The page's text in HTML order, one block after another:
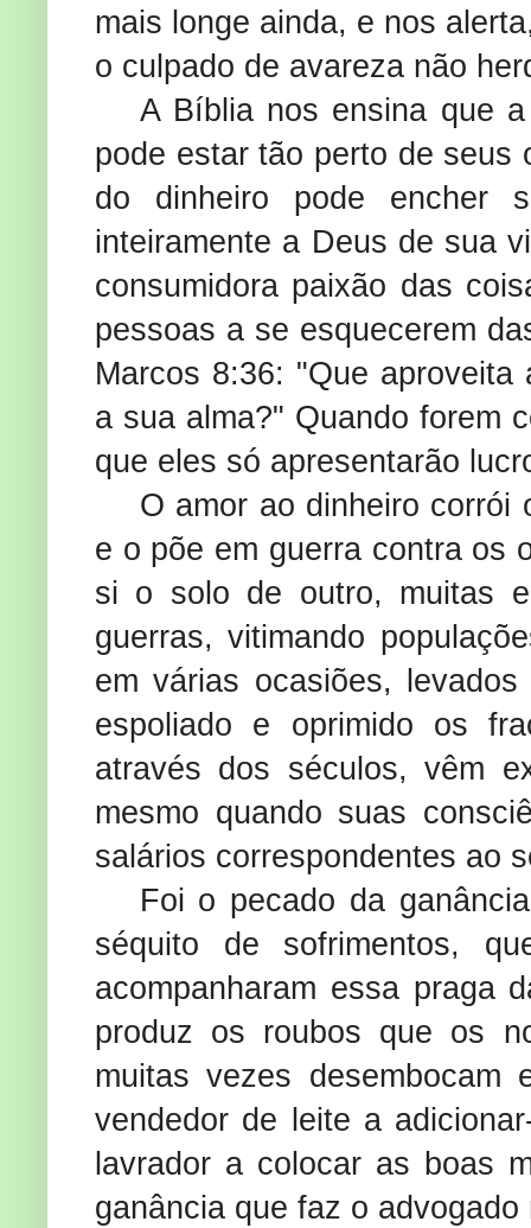
mais longe ainda, e nos
o culpado de avareza não
A Bíblia nos ensina que
pode estar tão perto de seus
do dinheiro pode encher
inteiramente a Deus de sua
consumidora paixão das
pessoas a se esquecerem
Marcos 8:36: "Que
a sua alma?" Quando forem
que eles só apresentarão
O amor ao dinheiro corrói
e o põe em guerra contra os
si o solo de outro, muitas
guerras, vitimando
em várias ocasiões,
espoliado e oprimido os
através dos séculos, vêm
mesmo quando suas
salários correspondentes ao
Foi o pecado da
séquito de sofrimentos,
acompanharam essa praga
produz os roubos que os
muitas vezes
vendedor de leite a
lavrador a colocar as boas
ganância que faz o